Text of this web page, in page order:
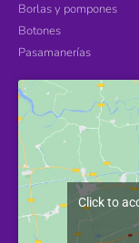
Borlas y pompones
Botones
Pasamanerías
Click to